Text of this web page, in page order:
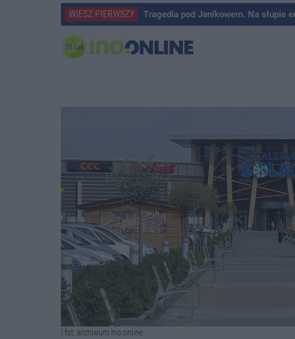
WIESZ PIERWSZY Tragedia pod Janikowem. Na słupie
| fot. archiwum Ino.online